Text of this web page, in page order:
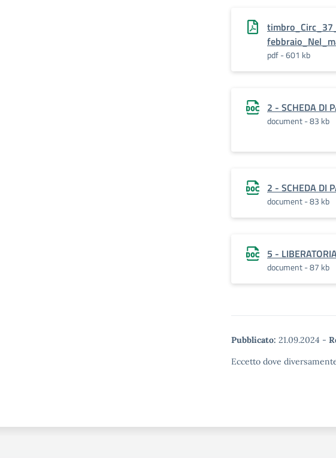
pdf - 601 kb
2 - SCHEDA DI
document - 83 kb
2 - SCHEDA DI
document - 83 kb
5 -
document - 87 kb
Pubblicato: 21.09.2024 -
Eccetto dove